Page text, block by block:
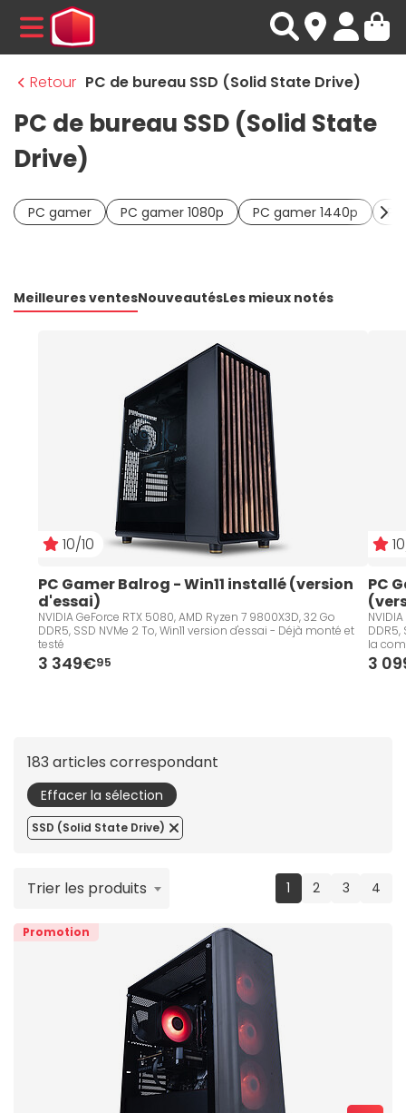
MENU
Retour PC de bureau SSD (Solid State Drive)
PC de bureau SSD (Solid State
Drive)
PC gamer PC gamer 1080p PC gamer 1440p
Meilleures ventesNouveautésLes mieux notés
10/10
PC Gamer Balrog - Win11 installé (version
d'essai)
NVIDIA GeForce RTX 5080, AMD Ryzen 7 9800X3D, 32 Go
DDR5, SSD NVMe 2 To, Win11 version d'essai - Déjà monté et
testé
3 349€95
PC
DDR5,
la
3
183 articles correspondant
Effacer la sélection
SSD (Solid State Drive)
1 (current)
2 3 4
Trier les produits
Promotion